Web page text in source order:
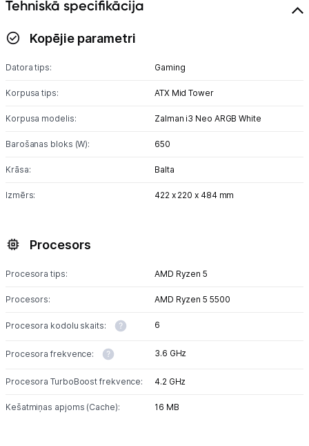
Tehniskā specifikācija
Kopējie parametri
Datora tips: Gaming
Korpusa tips: ATX Mid Tower
Korpusa modelis: Zalman i3 Neo ARGB White
Barošanas bloks (W): 650
Krāsa: Balta
Izmērs: 422 x 220 x 484 mm
Procesors
Procesora tips: AMD Ryzen 5
Procesors: AMD Ryzen 5 5500
Procesora kodolu skaits: 6
Procesora frekvence: 3.6 GHz
Procesora TurboBoost frekvence: 4.2 GHz
Kešatmiņas apjoms (Cache): 16 MB